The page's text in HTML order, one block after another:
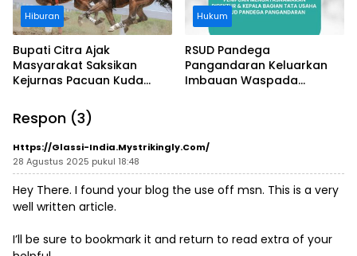
Hiburan
Bupati Citra Ajak
Masyarakat Saksikan
Kejurnas Pacuan Kuda
Legokjawa
Hukum
RSUD Pandega
Pangandaran Keluarkan
Imbauan Waspada
Respon (3)
Https://glassi-India.Mystrikingly.com/
28 Agustus 2025 pukul 18:48
Hey There. I found your blog the use off msn. This is a very
well written article.
I’ll be sure to bookmark it and return to read extra of your